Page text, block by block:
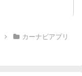
カーナビアプリ